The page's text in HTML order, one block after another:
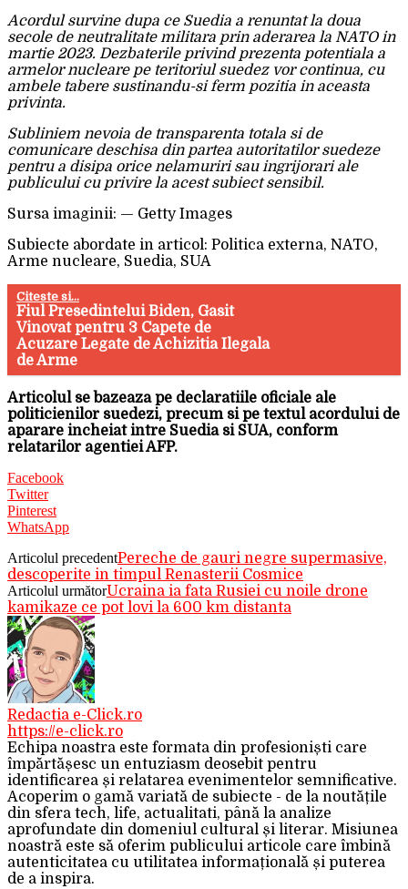
Acordul survine dupa ce Suedia a renuntat la doua
secole de neutralitate militara prin aderarea la NATO in
martie 2023. Dezbaterile privind prezenta potentiala a
armelor nucleare pe teritoriul suedez vor continua, cu
ambele tabere sustinandu-si ferm pozitia in aceasta
privinta.
Subliniem nevoia de transparenta totala si de
comunicare deschisa din partea autoritatilor suedeze
pentru a disipa orice nelamuriri sau ingrijorari ale
publicului cu privire la acest subiect sensibil.
Sursa imaginii: — Getty Images
Subiecte abordate in articol: Politica externa, NATO,
Arme nucleare, Suedia, SUA
Citeste si...
Fiul Presedintelui Biden, Gasit
Vinovat pentru 3 Capete de
Acuzare Legate de Achizitia Ilegala
de Arme
Articolul se bazeaza pe declaratiile oficiale ale
politicienilor suedezi, precum si pe textul acordului de
aparare incheiat intre Suedia si SUA, conform
relatarilor agentiei AFP.
Facebook
Twitter
Pinterest
WhatsApp
Articolul precedentPereche de gauri negre supermasive,
descoperite in timpul Renasterii Cosmice
Articolul următorUcraina ia fata Rusiei cu noile drone
kamikaze ce pot lovi la 600 km distanta
Redactia e-Click.ro
https://e-click.ro
Echipa noastra este formata din profesioniști care
împărtășesc un entuziasm deosebit pentru
identificarea și relatarea evenimentelor semnificative.
Acoperim o gamă variată de subiecte - de la noutățile
din sfera tech, life, actualitati, până la analize
aprofundate din domeniul cultural și literar. Misiunea
noastră este să oferim publicului articole care îmbină
autenticitatea cu utilitatea informațională și puterea
de a inspira.